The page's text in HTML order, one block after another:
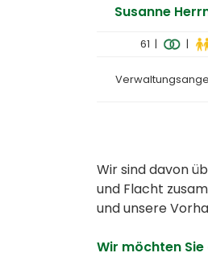
Susanne
61 | |
Wir sind davon
und Flacht
und unsere
Wir möchten